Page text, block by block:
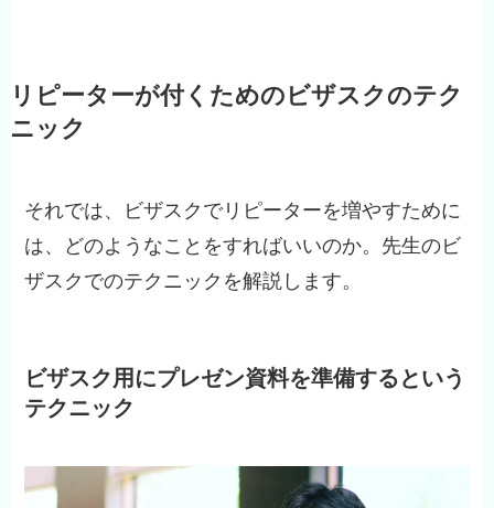
リピーターが付くためのビザスクのテク
ニック
それでは、ビザスクでリピーターを増やすために
は、どのようなことをすればいいのか。先生のビ
ザスクでのテクニックを解説します。
ビザスク用にプレゼン資料を準備するという
テクニック